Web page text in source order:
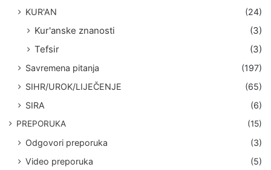
KUR'AN (24)
Kur'anske znanosti
(3)
Tefsir
(3)
Savremena pitanja
(197)
SIHR/UROK/LIJEČENJE
(65)
SIRA
(6)
PREPORUKA (15)
Odgovori preporuka
(3)
Video preporuka
(5)